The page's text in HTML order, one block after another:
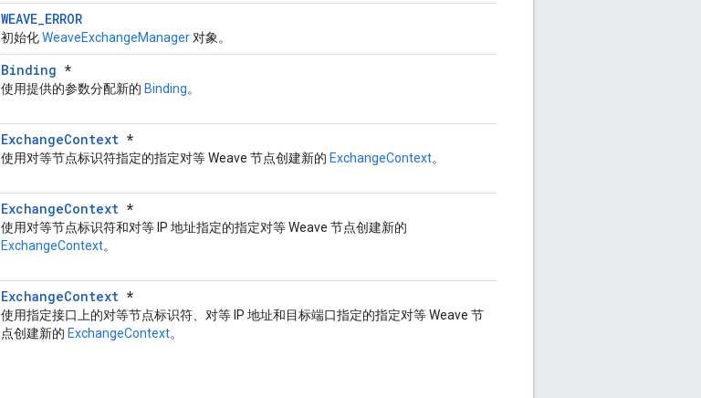
WEAVE_ERROR
初始化WeaveExchangeManager 对象。
Binding *
使用提供的参数分配新的 Binding。
ExchangeContext *
使用对等节点标识符指定的指定对等 Weave 节点创建新的 ExchangeContext。
ExchangeContext *
使用对等节点标识符和对等 IP 地址指定的指定对等 Weave 节点创建新的
ExchangeContext。
ExchangeContext *
使用指定接口上的对等节点标识符、对等 IP 地址和目标端口指定的指定对等 Weave 节
点创建新的 ExchangeContext。